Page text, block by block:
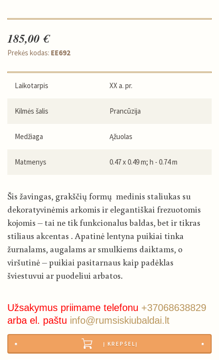
185,00 €
Prekės kodas: EE692
Laikotarpis XX a. pr.
Kilmės šalis Prancūzija
Medžiaga Ąžuolas
Matmenys 0.47 x 0.49 m; h - 0.74 m
Šis žavingas, grakščių formų medinis staliukas su
dekoratyvinėmis arkomis ir elegantiškai frezuotomis
kojomis – tai ne tik funkcionalus baldas, bet ir tikras
stiliaus akcentas . Apatinė lentyna puikiai tinka
žurnalams, augalams ar smulkiems daiktams, o
viršutinė – puikiai pasitarnaus kaip padėklas
šviestuvui ar puodeliui arbatos.
Užsakymus priimame telefonu +37068638829
arba el. paštu info@rumsiskiubaldai.lt
Į KREPŠELĮ